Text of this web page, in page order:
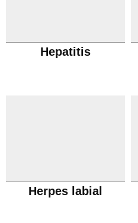
Hepatitis
Herpes labial